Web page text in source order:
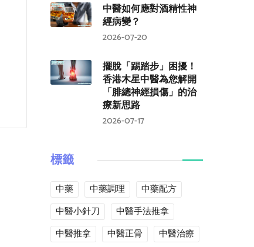
中醫如何應對酒精性神
經病變？
2026-07-20
擺脫「踢踏步」困擾！
香港木星中醫為您解開
「腓總神經損傷」的治
療新思路
2026-07-17
標籤
中藥 中藥調理
中藥配方
中醫小針刀
中醫手法推拿
中醫推拿
中醫正骨
中醫治療